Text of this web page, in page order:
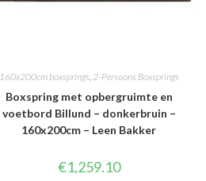
160x200cm boxsprings,2-Persoons Boxsprings
Boxspring met opbergruimte en
voetbord Billund – donkerbruin –
160x200cm – Leen Bakker
€1,259.10